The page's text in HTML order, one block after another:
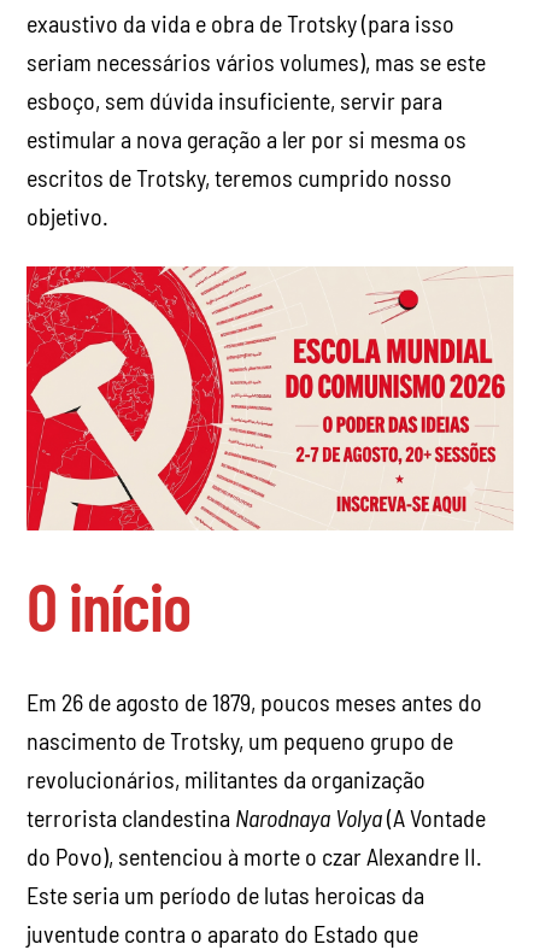
exaustivo da vida e obra de Trotsky (para isso
seriam necessários vários volumes), mas se este
esboço, sem dúvida insuficiente, servir para
estimular a nova geração a ler por si mesma os
escritos de Trotsky, teremos cumprido nosso
objetivo.
O início
Em 26 de agosto de 1879, poucos meses antes do
nascimento de Trotsky, um pequeno grupo de
revolucionários, militantes da organização
terrorista clandestina Narodnaya Volya(A Vontade
do Povo), sentenciou à morte o czar Alexandre II.
Este seria um período de lutas heroicas da
juventude contra o aparato do Estado que